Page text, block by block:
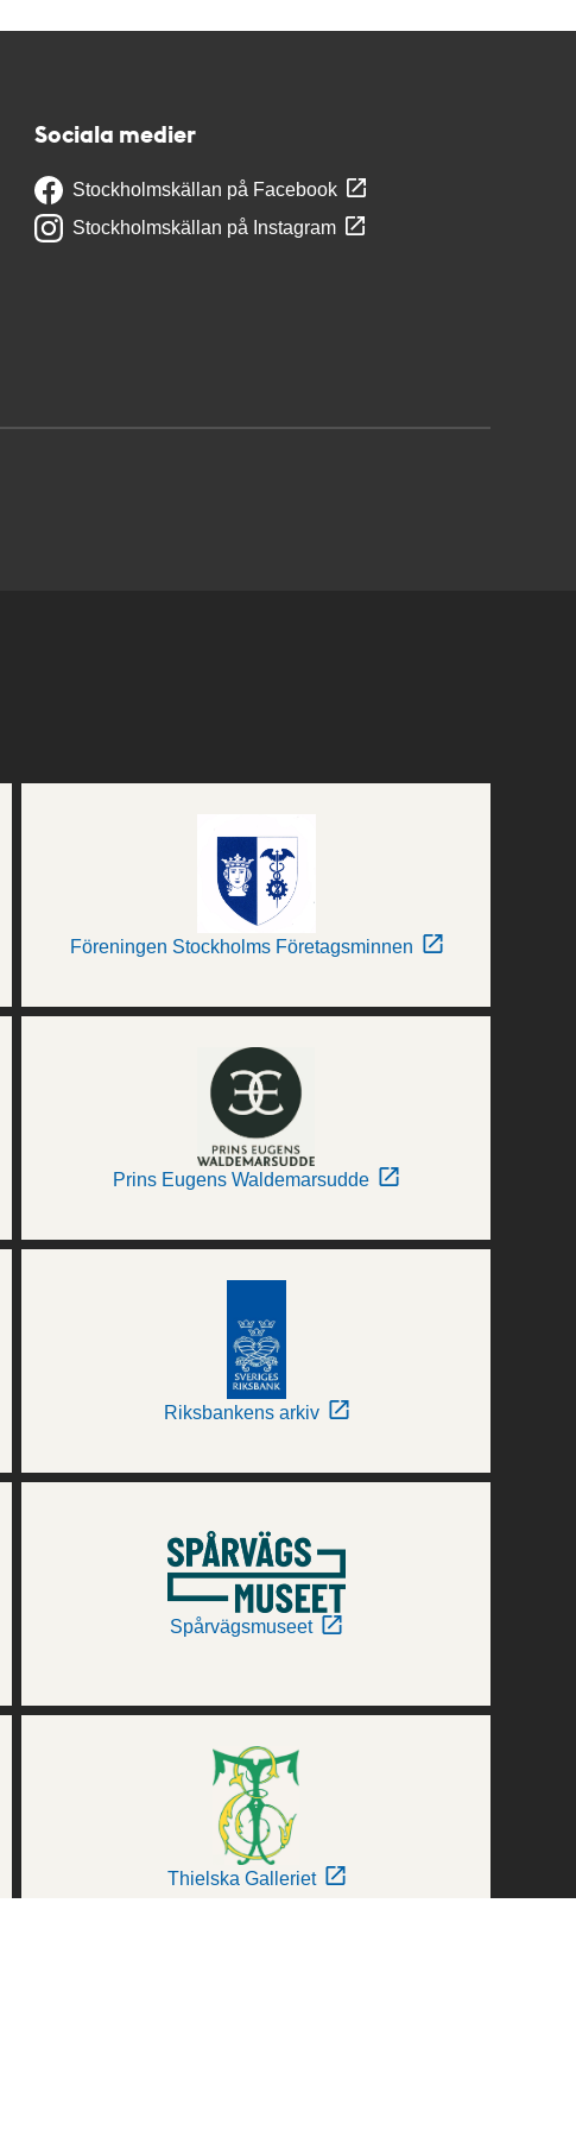
Sociala medier
Stockholmskällan på Facebook
Stockholmskällan på Instagram
Föreningen Stockholms Företagsminnen
Prins Eugens Waldemarsudde
Riksbankens arkiv
Spårvägsmuseet
Thielska Galleriet